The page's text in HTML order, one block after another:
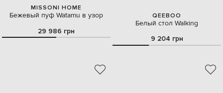
MISSONI HOME
Бежевый пуф Watamu в узор
29 986 грн
QEEBOO
Белый стол Walking
9 204 грн